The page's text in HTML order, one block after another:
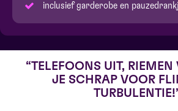
inclusief garderobe en
TELEFOONS UIT, RIEMEN
JE SCHRAP VOOR
TURBULENTIE!